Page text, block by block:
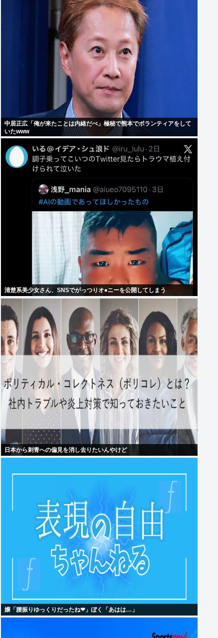
中居正広「俺が来たことは内緒だべ」極秘で熊本でボランティアをして
いたwww
清楚系美少女さん、SNSでがっつりオ●ニーを公開してしまう
日本から刺青への偏見を消し去りたいんやけど
嬢「腰振りゆっくりだったね❤」ぼく「あはは…」